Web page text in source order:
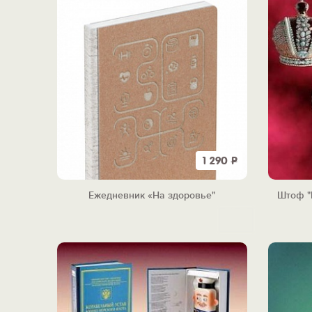
1 290Р
Ежедневник «На здоровье" Штоф